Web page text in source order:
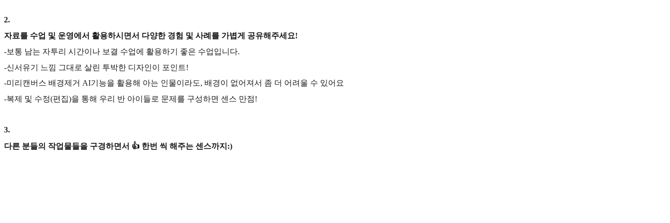
2.
자료를 수업 및 운영에서 활용하시면서 다양한 경험 및 사례를 가볍게 공유해주세요!
-보통 남는 자투리 시간이나 보결 수업에 활용하기 좋은 수업입니다.
-신서유기 느낌 그대로 살린 투박한 디자인이 포인트!
-미리캔버스 배경제거 AI기능을 활용해 아는 인물이라도, 배경이 없어져서 좀 더 어려울 수 있어요
-복제 및 수정(편집)을 통해 우리 반 아이들로 문제를 구성하면 센스 만점!
3.
다른 분들의 작업물들을 구경하면서 👍 한번 씩 해주는 센스까지:)